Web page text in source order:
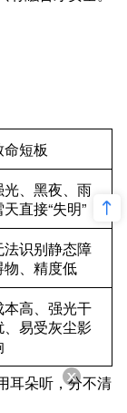
尾”
命短板
光、黑夜、雨
天直接“失明”
法识别静态障
物、精度低
本高、强光干
、易受灰尘影
耳朵听，分不清